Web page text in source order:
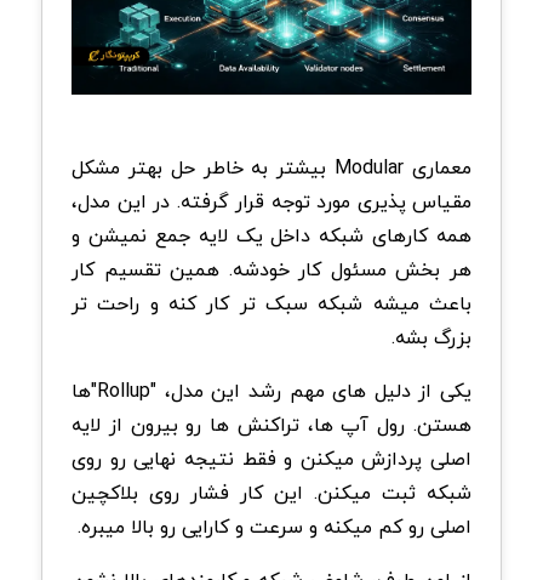
معماری Modular بیشتر به خاطر حل بهتر مشکل
مقیاس پذیری مورد توجه قرار گرفته. در این مدل،
همه کارهای شبکه داخل یک لایه جمع نمیشن و
هر بخش مسئول کار خودشه. همین تقسیم کار
باعث میشه شبکه سبک تر کار کنه و راحت تر
بزرگ بشه.
یکی از دلیل های مهم رشد این مدل، "Rollup"ها
هستن. رول آپ ها، تراکنش ها رو بیرون از لایه
اصلی پردازش میکنن و فقط نتیجه نهایی رو روی
شبکه ثبت میکنن. این کار فشار روی بلاکچین
اصلی رو کم میکنه و سرعت و کارایی رو بالا میبره.